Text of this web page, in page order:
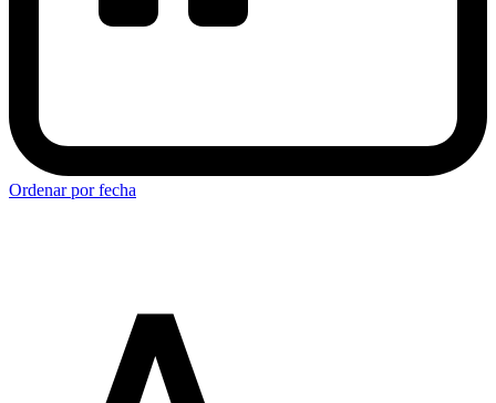
Ordenar por fecha